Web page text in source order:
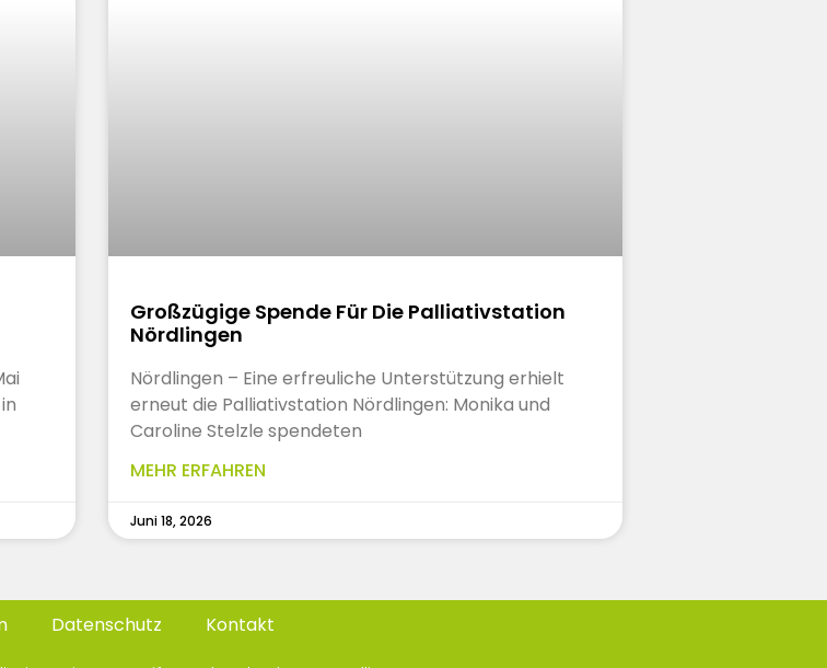
Großzügige Spende Für Die Palliativstation
Nördlingen
Nördlingen – Eine erfreuliche Unterstützung erhielt
erneut die Palliativstation Nördlingen: Monika und
Caroline Stelzle spendeten
MEHR ERFAHREN
Juni 18, 2026
Datenschutz
Kontakt